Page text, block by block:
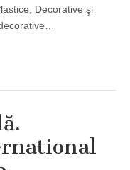
Decorative şi